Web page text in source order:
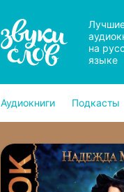
на
языке
Аудиокниги Подкасты